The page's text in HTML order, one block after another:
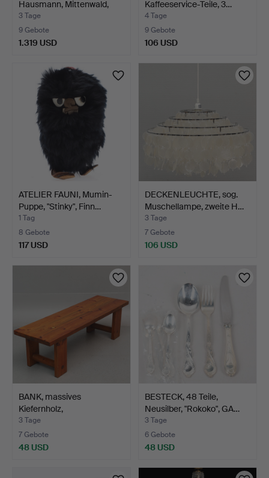
Hausmann, Mittenwald,
Deuts…
3 Tage
9 Gebote
1.319 USD
Kaffeeservice-Teile, 3…
4 Tage
9 Gebote
106 USD
ATELIER FAUNI, Mumin-
Puppe, "Stinky", Finn…
1 Tag
8 Gebote
117 USD
DECKENLEUCHTE, sog.
Muschellampe, zweite H…
3 Tage
7 Gebote
106 USD
BANK, massives
Kiefernholz,
Sportstubenmod…
3 Tage
7 Gebote
48 USD
BESTECK, 48 Teile,
Neusilber, "Rokoko", GA…
3 Tage
6 Gebote
48 USD